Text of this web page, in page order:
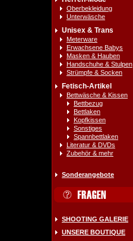
Oberbekleidung
Unterwäsche
Unisex & Trans
Meterware
Erwachsene Babys
Masken & Hauben
Handschuhe & Stulpen
Strümpfe & Socken
Fetisch-Artikel
Bettwäsche & Kissen
Bettbezug
Bettlaken
Kopfkissen
Sonstiges
Spannbettlaken
Literatur & DVDs
Zubehör & mehr
Sonderangebote
SHOOTING GALERIE
UNSERE BOUTIQUE